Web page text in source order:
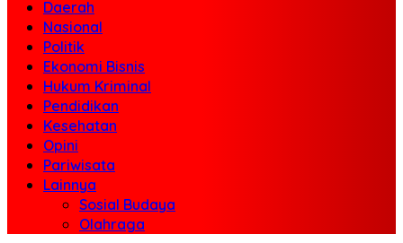
Daerah
Nasional
Politik
Ekonomi Bisnis
Hukum Kriminal
Pendidikan
Kesehatan
Opini
Pariwisata
Lainnya
Sosial Budaya
Olahraga